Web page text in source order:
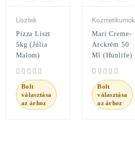
Lisztek
Pizza Liszt
5kg (Júlia
Malom)
Bolt
választása
az árhoz
Kozmetikumok
Mari Creme-
Arckrém 50
Ml (Hunlife)
Bolt
választása
az árhoz